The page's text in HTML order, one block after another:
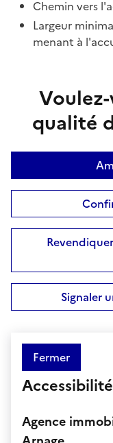
Chemin vers
Largeur
menant à
qualité
Signaler
Fermer
Accessibilité
Agence